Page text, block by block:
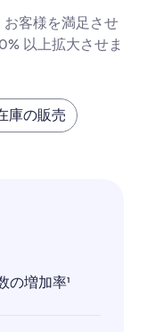
客様を満足させ
以上拡大させま
庫の販売
の増加率¹